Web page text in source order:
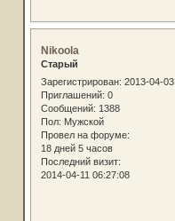
Nikoola
Старый
Зарегистрирован: 2013-04-03
Приглашений: 0
Сообщений: 1388
Пол: Мужской
Провел на форуме:
18 дней 5 часов
Последний визит:
2014-04-11 06:27:08